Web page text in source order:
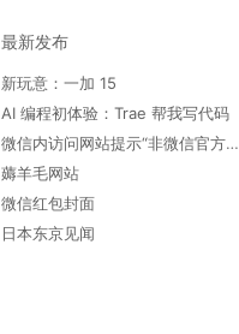
最新发布
新玩意：一加 15
AI 编程初体验：Trae 帮我写代码
微信内访问网站提示“非微信官方网页，请确认是否继续访问”
薅羊毛网站
微信红包封面
日本东京见闻